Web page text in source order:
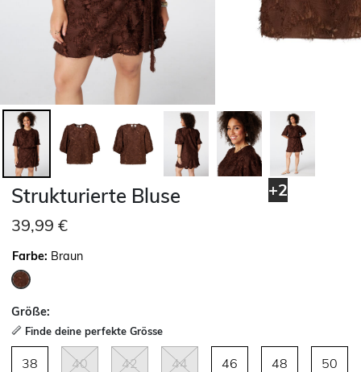
+2
Strukturierte Bluse
39,99 €
Farbe: Braun
Größe:
Finde deine perfekte Grösse
38 40 42 44 46 48 50